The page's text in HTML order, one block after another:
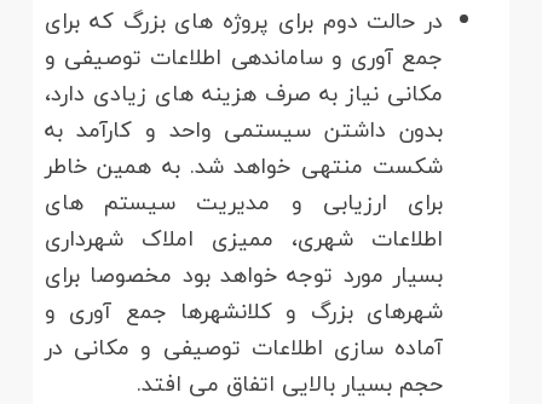
در حالت دوم برای پروژه های بزرگ که برای
جمع آوری و ساماندهی اطلاعات توصیفی و
مکانی نیاز به صرف هزینه های زیادی دارد،
بدون داشتن سیستمی واحد و کارآمد به
شکست منتهی خواهد شد. به همین خاطر
برای ارزیابی و مدیریت سیستم های
اطلاعات شهری، ممیزی املاک شهرداری
بسیار مورد توجه خواهد بود مخصوصا برای
شهرهای بزرگ و کلانشهرها جمع آوری و
آماده سازی اطلاعات توصیفی و مکانی در
حجم بسیار بالایی اتفاق می افتد.